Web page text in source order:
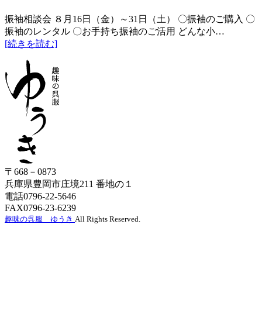
振袖相談会 ８月16日（金）～31日（土） 〇振袖のご購入 〇
振袖のレンタル 〇お手持ち振袖のご活用 どんな小…
[続きを読む]
〒668－0873
兵庫県豊岡市庄境211 番地の１
電話0796-22-5646
FAX0796-23-6239
趣味の呉服 ゆうき All Rights Reserved.